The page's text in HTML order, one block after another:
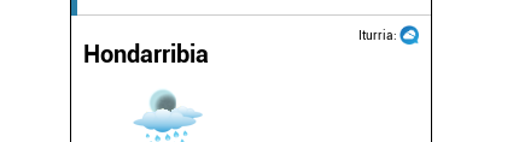
Iturria:
Hondarribia